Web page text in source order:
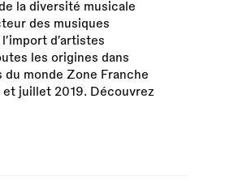
la diversité musicale
des musiques
d’artistes
les origines dans
du monde Zone Franche
et juillet 2019. Découvrez